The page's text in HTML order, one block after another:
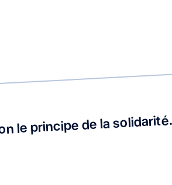
le principe de la solidarité.